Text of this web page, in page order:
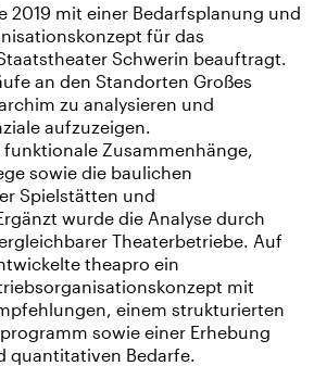
2019 mit einer Bedarfsplanung und
für das
Schwerin beauftragt.
an den Standorten Großes
zu analysieren und
aufzuzeigen.
Zusammenhänge,
sowie die baulichen
Spielstätten und
wurde die Analyse durch
Theaterbetriebe. Auf
theapro ein
mit
einem strukturierten
sowie einer Erhebung
quantitativen Bedarfe.